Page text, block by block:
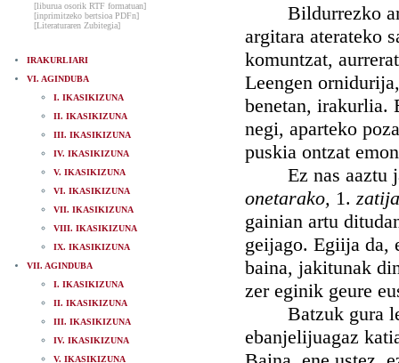
[liburua osorik RTF formatuan]
[inprimitzeko bertsioa PDFn]
[Literaturaren Zubitegia]
IRAKURLIARI
VI. AGINDUBA
I. IKASIKIZUNA
II. IKASIKIZUNA
III. IKASIKIZUNA
IV. IKASIKIZUNA
V. IKASIKIZUNA
VI. IKASIKIZUNA
VII. IKASIKIZUNA
VIII. IKASIKIZUNA
IX. IKASIKIZUNA
VII. AGINDUBA
I. IKASIKIZUNA
II. IKASIKIZUNA
III. IKASIKIZUNA
IV. IKASIKIZUNA
V. IKASIKIZUNA
Bildurrezko
argitara aterateko
komuntzat,
Leengen
benetan, irakurlia.
negi, aparteko
puskia ontzat
Ez nas aaztu
onetarako, 1.
gainian artu
geijago. Egiija da,
baina, jakitunak
zer eginik geure
Batzuk gura
ebanjelijuagaz